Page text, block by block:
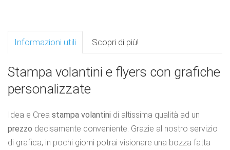
Informazioni utili Scopri di più!
Stampa volantini e flyers con grafiche
personalizzate
Idea e Crea stampa volantini di altissima qualità ad un
prezzo decisamente conveniente. Grazie al nostro servizio
di grafica, in pochi giorni potrai visionare una bozza fatta